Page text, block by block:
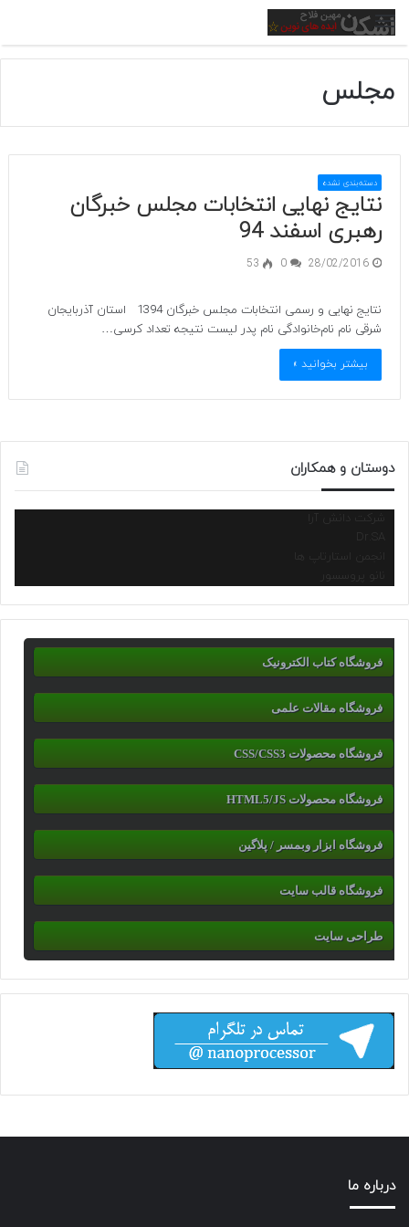
منو
مجلس
دسته‌بندی نشده
نتایج نهایی انتخابات مجلس خبرگان
رهبری اسفند 94
28/02/2016
0
53
نتایج نهایی و رسمی انتخابات مجلس خبرگان 1394 استان آذربایجان
شرقی نام نام‌خانوادگی نام پدر لیست نتیجه تعداد کرسی…
بیشتر بخوانید »
دوستان و همکاران
شرکت دانش آرا
انجمن استارتاپ ها
نانو پروسسور
فروشگاه کتاب الکترونیک
فروشگاه مقالات علمی
فروشگاه محصولات CSS/CSS3
فروشگاه محصولات HTML5/JS
فروشگاه ابزار وبمسر / پلاگین
فروشگاه قالب سایت
طراحی سایت
درباره ما